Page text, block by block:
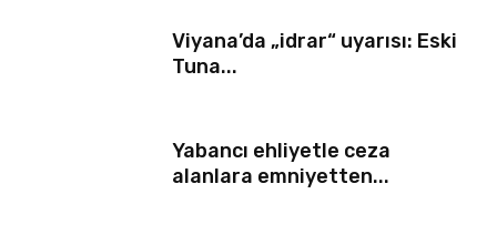
Viyana’da „idrar“ uyarısı: Eski
Tuna...
Yabancı ehliyetle ceza
alanlara emniyetten...